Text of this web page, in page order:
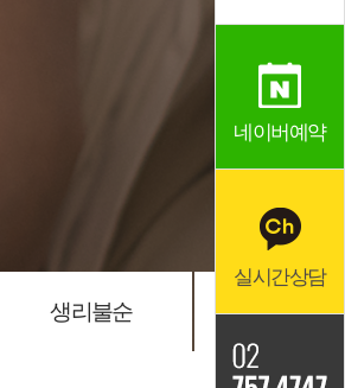
네이버예약
실시간상담
생리불순 비정상질출